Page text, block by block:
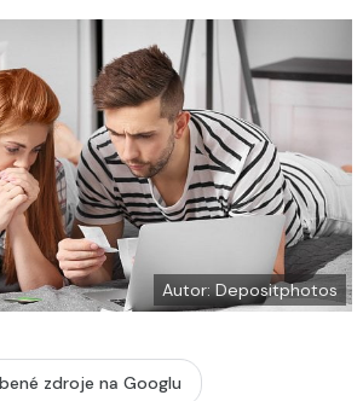
í
l
et
e
a
c
e
b
o
o
k
u
l
j
t
í
t
X
Autor: Depositphotos
zdroje na Googlu